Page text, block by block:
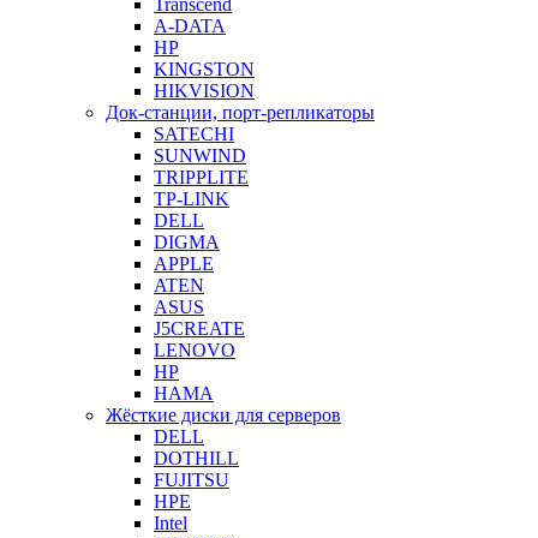
Transcend
A-DATA
HP
KINGSTON
HIKVISION
Док-станции, порт-репликаторы
SATECHI
SUNWIND
TRIPPLITE
TP-LINK
DELL
DIGMA
APPLE
ATEN
ASUS
J5CREATE
LENOVO
HP
HAMA
Жёсткие диски для серверов
DELL
DOTHILL
FUJITSU
HPE
Intel